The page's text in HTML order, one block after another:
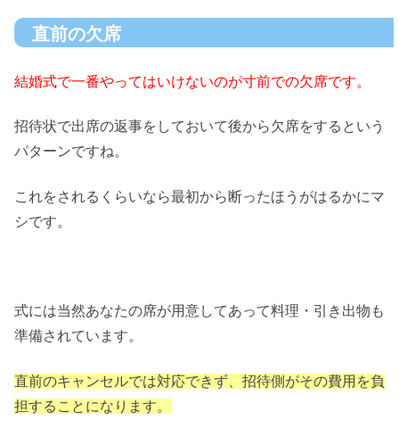
直前の欠席
結婚式で一番やってはいけないのが寸前での欠席です。
招待状で出席の返事をしておいて後から欠席をするという
パターンですね。
これをされるくらいなら最初から断ったほうがはるかにマ
シです。
式には当然あなたの席が用意してあって料理・引き出物も
準備されています。
直前のキャンセルでは対応できず、招待側がその費用を負
担することになります。